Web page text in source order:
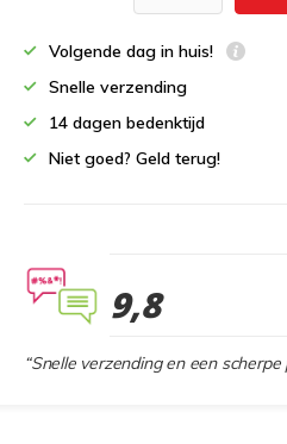
Volgende dag in huis!
Snelle verzending
14 dagen bedenktijd
Niet goed? Geld terug!
9,8
“Snelle verzending en een scherpe